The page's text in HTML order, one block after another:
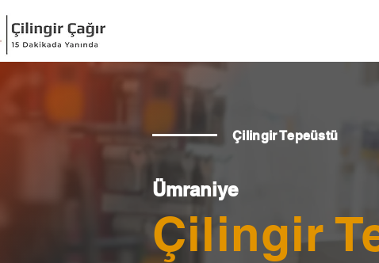
Çilingir Tepeüstü
Ümraniye
Çilingir